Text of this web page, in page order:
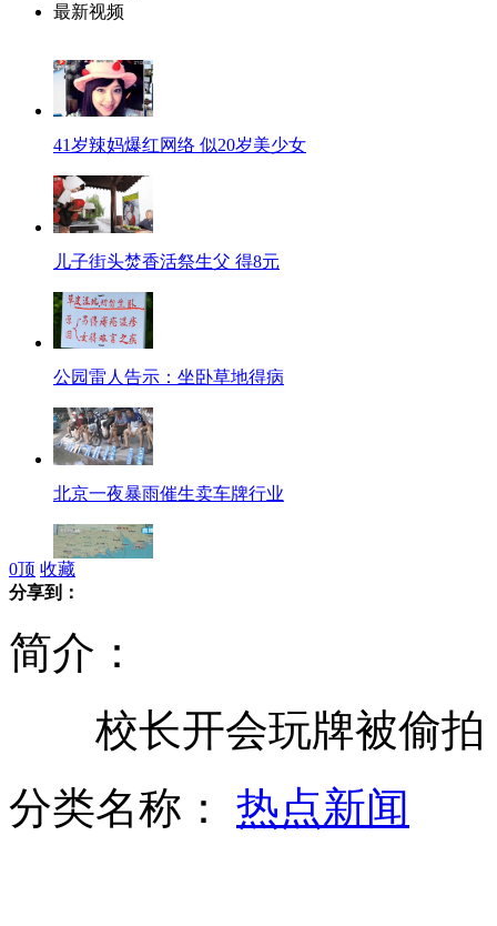
最新视频
41岁辣妈爆红网络 似20岁美少女
儿子街头焚香活祭生父 得8元
公园雷人告示：坐卧草地得病
北京一夜暴雨催生卖车牌行业
偷拍：章子怡与央视主播游玩
0顶 收藏
分享到：
简介：
校长开会玩牌被偷拍
分类名称： 热点新闻